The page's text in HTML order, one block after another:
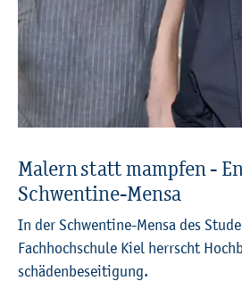
Ma­lern statt mamp­fen -
Schwen­ti­ne-Mensa
In der Schwen­ti­ne-Mensa des
Fach­hoch­schu­le Kiel herrscht
schä­den­be­sei­ti­gung.